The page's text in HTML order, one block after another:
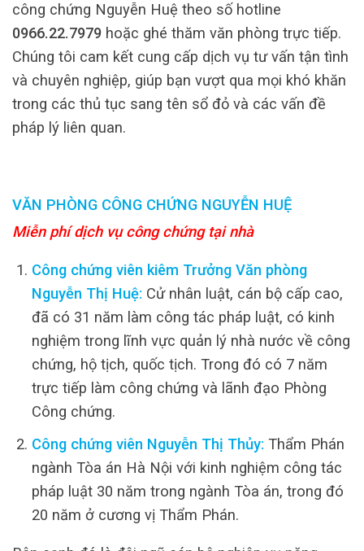
công chứng Nguyễn Huệ theo số hotline
0966.22.7979 hoặc ghé thăm văn phòng trực tiếp.
Chúng tôi cam kết cung cấp dịch vụ tư vấn tận tình
và chuyên nghiệp, giúp bạn vượt qua mọi khó khăn
trong các thủ tục sang tên sổ đỏ và các vấn đề
pháp lý liên quan.
VĂN PHÒNG CÔNG CHỨNG NGUYỄN HUỆ
Miễn phí dịch vụ công chứng tại nhà
Công chứng viên kiêm Trưởng Văn phòng
Nguyễn Thị Huệ: Cử nhân luật, cán bộ cấp cao,
đã có 31 năm làm công tác pháp luật, có kinh
nghiệm trong lĩnh vực quản lý nhà nước về công
chứng, hộ tịch, quốc tịch. Trong đó có 7 năm
trực tiếp làm công chứng và lãnh đạo Phòng
Công chứng.
Công chứng viên Nguyễn Thị Thủy: Thẩm Phán
ngành Tòa án Hà Nội với kinh nghiệm công tác
pháp luật 30 năm trong ngành Tòa án, trong đó
20 năm ở cương vị Thẩm Phán.